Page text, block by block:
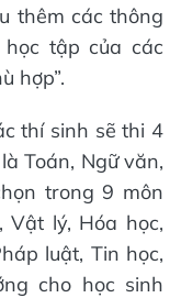
thêm các thông
tập của các
hợp”.
thí sinh sẽ thi 4
Toán, Ngữ văn,
trong 9 môn
Vật lý, Hóa học,
luật, Tin học,
cho học sinh